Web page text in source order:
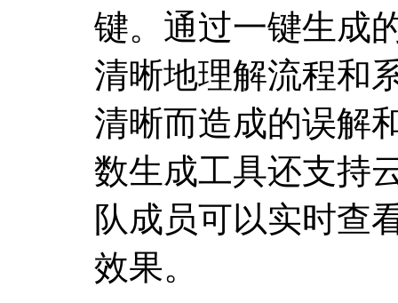
键。通过一键生成
清晰地理解流程和
清晰而造成的误解
数生成工具还支持
队成员可以实时查
效果。